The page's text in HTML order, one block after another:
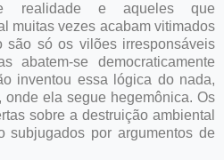
realidade e aqueles que
muitas vezes acabam vitimados
só os vilões irresponsáveis
abatem-se democraticamente
inventou essa lógica do nada,
ela segue hegemônica. Os
sobre a destruição ambiental
subjugados por argumentos de